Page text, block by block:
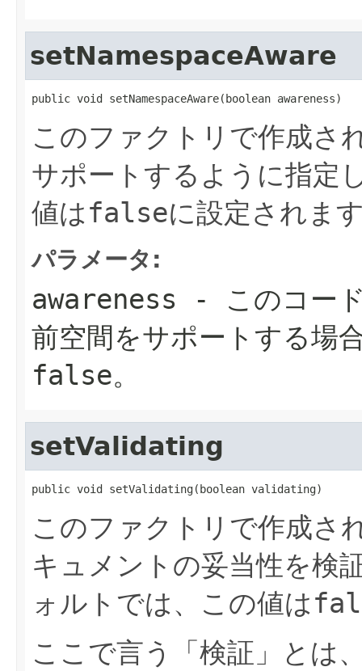
setNamespaceAware
public void setNamespaceAware(boolean awareness)
このファクトリで作成さ
サポートするように指定
値はfalseに設定されま
パラメータ:
awareness - このコード
前空間をサポートする場
false。
setValidating
public void setValidating(boolean validating)
このファクトリで作成さ
キュメントの妥当性を検
ォルトでは、この値は
ここで言う「検証」とは